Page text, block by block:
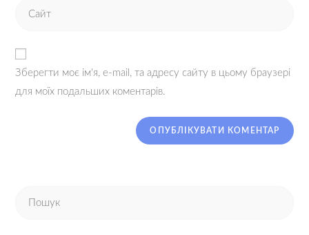
Зберегти моє ім'я, e-mail, та адресу сайту в цьому браузері
для моїх подальших коментарів.